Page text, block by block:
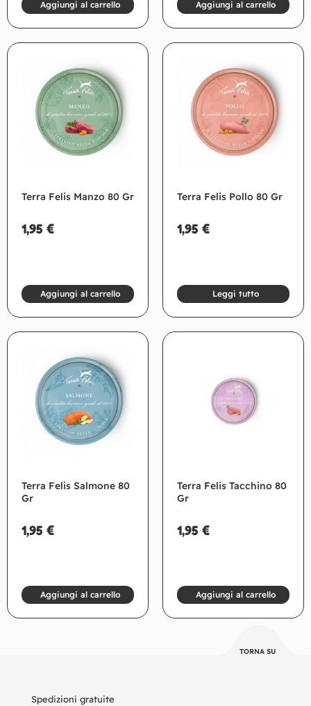
Aggiungi al carrello Aggiungi al carrello
Terra Felis Manzo 80 Gr
1,95 €
Aggiungi al carrello
Terra Felis Pollo 80 Gr
1,95 €
Leggi tutto
Terra Felis Salmone 80
Gr
1,95 €
Aggiungi al carrello
Terra Felis Tacchino 80
Gr
1,95 €
Aggiungi al carrello
TORNA SU
Spedizioni gratuite